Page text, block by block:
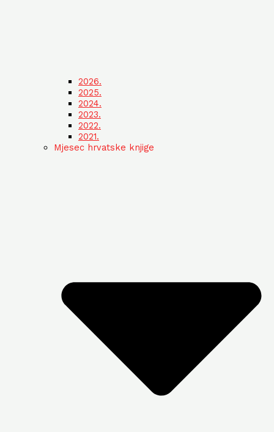
2026.
2025.
2024.
2023.
2022.
2021.
Mjesec hrvatske knjige